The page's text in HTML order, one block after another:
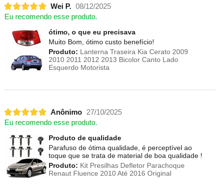
Wei P. 08/12/2025
Eu recomendo esse produto.
ótimo, o que eu precisava
Muito Bom, ótimo custo benefício!
Produto: Lanterna Traseira Kia Cerato 2009
2010 2011 2012 2013 Bicolor Canto Lado
Esquerdo Motorista
Anônimo
27/10/2025
Eu recomendo esse produto.
Produto de qualidade
Parafuso de ótima qualidade, é perceptível ao
toque que se trata de material de boa qualidade !
Produto: Kit Presilhas Defletor Parachoque
Renaut Fluence 2010 Até 2016 Original